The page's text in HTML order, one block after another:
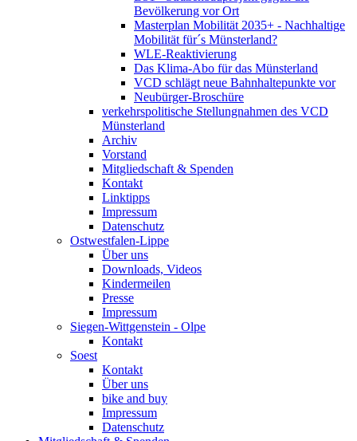
Bevölkerung vor Ort
Masterplan Mobilität 2035+ - Nachhaltige
Mobilität für´s Münsterland?
WLE-Reaktivierung
Das Klima-Abo für das Münsterland
VCD schlägt neue Bahnhaltepunkte vor
Neubürger-Broschüre
verkehrspolitische Stellungnahmen des VCD
Münsterland
Archiv
Vorstand
Mitgliedschaft & Spenden
Kontakt
Linktipps
Impressum
Datenschutz
Ostwestfalen-Lippe
Über uns
Downloads, Videos
Kindermeilen
Presse
Impressum
Siegen-Wittgenstein - Olpe
Kontakt
Soest
Kontakt
Über uns
bike and buy
Impressum
Datenschutz